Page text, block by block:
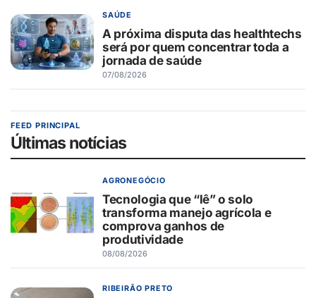
SAÚDE
A próxima disputa das healthtechs
será por quem concentrar toda a
jornada de saúde
07/08/2026
FEED PRINCIPAL
Últimas notícias
AGRONEGÓCIO
Tecnologia que “lê” o solo
transforma manejo agrícola e
comprova ganhos de
produtividade
08/08/2026
RIBEIRÃO PRETO